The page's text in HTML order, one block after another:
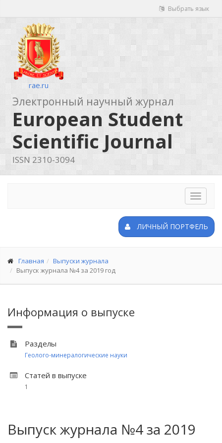
Выбрать язык
rae.ru
Электронный научный журнал
European Student
Scientific Journal
ISSN 2310-3094
Toggle
ЛИЧНЫЙ ПОРТФЕЛЬ
Главная
Выпуски журнала
Выпуск журнала №4 за 2019 год
Информация о выпуске
Разделы
Геолого-минералогические науки
Статей в выпуске
1
Выпуск журнала №4 за 2019